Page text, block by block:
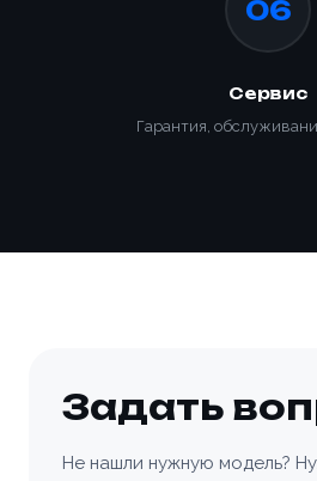
06
Сервис
Гарантия,
Задать
Не нашли нужную модель?